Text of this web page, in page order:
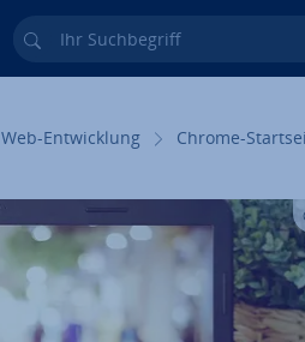
Ihr Such­be­griff
Web-Ent­wick­lung Chrome-